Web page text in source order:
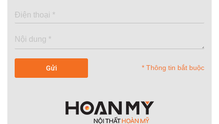
* Thông tin bắt buộc